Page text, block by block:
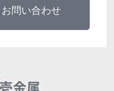
問い合わせ